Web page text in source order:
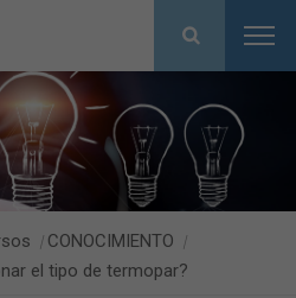
| CONOCIMIENTO |
el tipo de termopar?